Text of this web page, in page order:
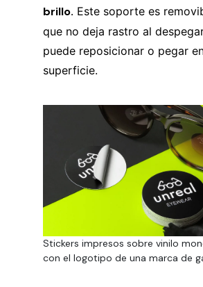
brillo. Este soporte es
que no deja rastro al
puede reposicionar o pegar
superficie.
Stickers impresos sobre vinilo
con el logotipo de una marca de